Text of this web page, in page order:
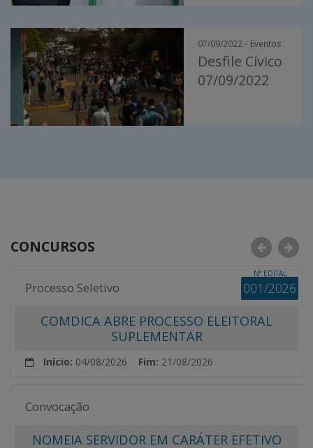
07/09/2022 - Eventos
Desfile Cívico
07/09/2022
CONCURSOS Anterior
N° EDITAL
001/2026
Processo Seletivo
COMDICA ABRE PROCESSO ELEITORAL
SUPLEMENTAR
Início: 04/08/2026 Fim: 21/08/2026
Convocação
NOMEIA SERVIDOR EM CARÁTER EFETIVO